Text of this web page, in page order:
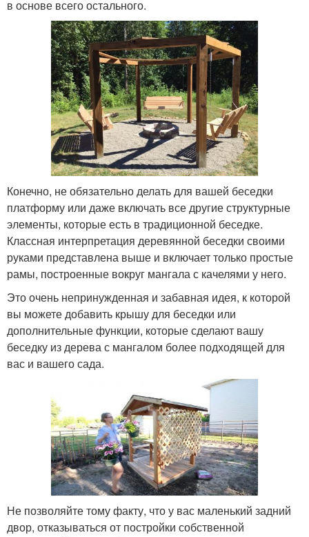
в основе всего остального.
Конечно, не обязательно делать для вашей беседки
платформу или даже включать все другие структурные
элементы, которые есть в традиционной беседке.
Классная интерпретация деревянной беседки своими
руками представлена выше и включает только простые
рамы, построенные вокруг мангала с качелями у него.
Это очень непринужденная и забавная идея, к которой
вы можете добавить крышу для беседки или
дополнительные функции, которые сделают вашу
беседку из дерева с мангалом более подходящей для
вас и вашего сада.
Не позволяйте тому факту, что у вас маленький задний
двор, отказываться от постройки собственной